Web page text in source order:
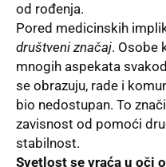
od rođenja.
Pored medicinskih
društveni značaj. Osobe
mnogih aspekata
se obrazuju, rade i
bio nedostupan. To
zavisnost od pomoći
stabilnost.
Svetlost se vraća u oči